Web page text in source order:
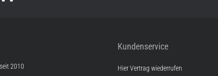
2010
Kundenservice
Hier Vertrag wiederrufen